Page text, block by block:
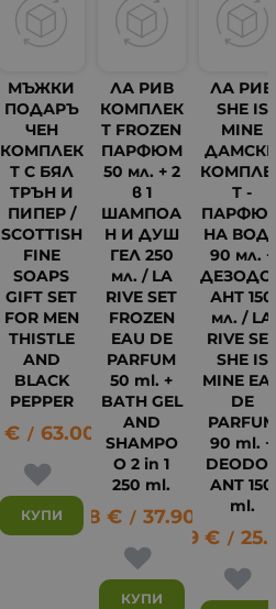
МЪЖКИ
ПОДАРЪ
ЧЕН
КОМПЛЕК
Т С БЯЛ
ТРЪН И
ПИПЕР /
SCOTTISH
FINE
SOAPS
GIFT SET
FOR MEN
THISTLE
AND
BLACK
PEPPER
€ / 63.00 лв.
КУПИ
ЛА РИВ
КОМПЛЕК
Т FROZEN
ПАРФЮМ
50 мл. + 2
в 1
ШАМПОА
Н И ДУШ
ГЕЛ 250
мл. / LA
RIVE SET
FROZEN
EAU DE
PARFUM
50 ml. +
BATH GEL
AND
SHAMPO
O 2 in 1
250 ml.
19.38 € / 37.90 лв.
КУПИ
ЛА РИВ
SHE IS
MINE
Т -
НА
90 мл. +
АНТ 150
мл. / LA
RIVE
SHE IS
MINE
DE
PARFUM
90 ml. +
ANT 150
ml.
13.19 € /